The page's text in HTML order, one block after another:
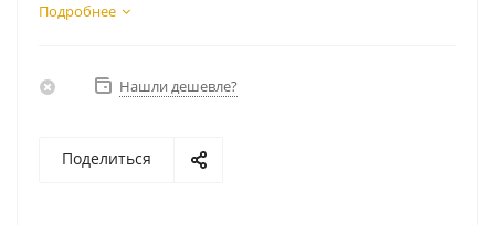
Подробнее
Нашли дешевле?
Поделиться